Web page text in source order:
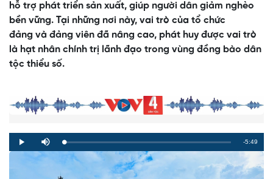
hỗ trợ phát triển sản xuất, giúp người dân giảm nghèo
bền vững. Tại những nơi này, vai trò của tổ chức
đảng và đảng viên đã nâng cao, phát huy được vai trò
là hạt nhân chính trị lãnh đạo trong vùng đồng bào dân
tộc thiểu số.
Play Mute Loaded:
0%
Progress:
0%
Remaining
-5:49